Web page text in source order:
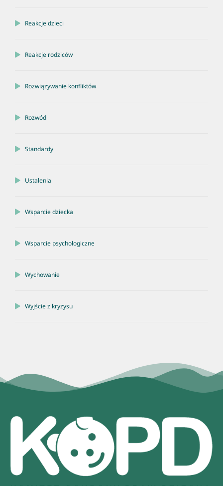
Reakcje dzieci
Reakcje rodziców
Rozwiązywanie konfliktów
Rozwód
Standardy
Ustalenia
Wsparcie dziecka
Wsparcie psychologiczne
Wychowanie
Wyjście z kryzysu